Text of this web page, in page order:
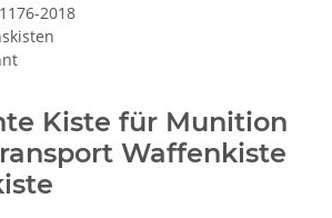
2018
Kiste für Munition
Waffenkiste